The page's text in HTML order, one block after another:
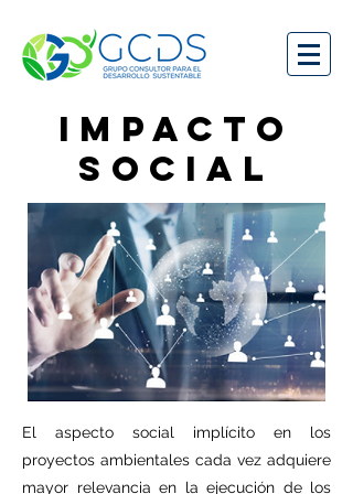
IMPACTO
SOCIAL
El aspecto social implícito en los
proyectos ambientales cada vez adquiere
mayor relevancia en la ejecución de los